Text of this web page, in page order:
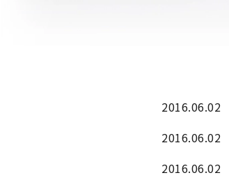
2016.06.02
2016.06.02
2016.06.02